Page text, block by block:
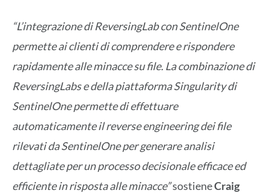
“L’integrazione di ReversingLab con SentinelOne
permette ai clienti di comprendere e rispondere
rapidamente alle minacce su file. La combinazione di
ReversingLabs e della piattaforma Singularity di
SentinelOne permette di effettuare
automaticamente il reverse engineering dei file
rilevati da SentinelOne per generare analisi
dettagliate per un processo decisionale efficace ed
efficiente in risposta alle minacce”sostieneCraig